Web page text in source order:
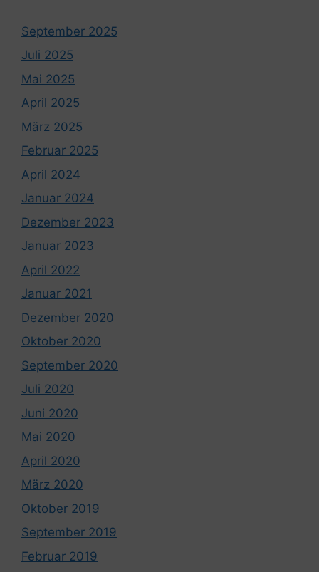
September 2025
Juli 2025
Mai 2025
April 2025
März 2025
Februar 2025
April 2024
Januar 2024
Dezember 2023
Januar 2023
April 2022
Januar 2021
Dezember 2020
Oktober 2020
September 2020
Juli 2020
Juni 2020
Mai 2020
April 2020
März 2020
Oktober 2019
September 2019
Februar 2019